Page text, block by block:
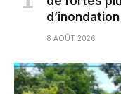
8 AOÛT 2026